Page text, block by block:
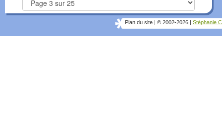
Plan du site © 2002-2026 Stéphanie C